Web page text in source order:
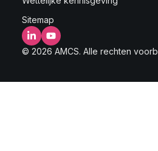
Sitemap
LinkedInYouTube
© 2026 AMCS. Alle rechten